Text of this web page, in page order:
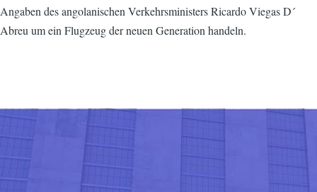
Angaben des angolanischen Verkehrsministers Ricardo Viegas D´
Abreu um ein Flugzeug der neuen Generation handeln.